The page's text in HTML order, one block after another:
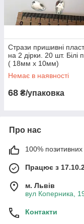
Стрази пришивні
на 2 дірки. 20 шт. Білі
( 18мм х 10мм)
Немає в наявності
68 ₴/упаковка
Про нас
100% позитивних
Працює з
м. Львів
вул Коперника,
Контакти